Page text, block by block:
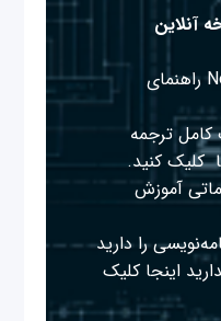
آنلاین
+Network راهنمای
کامل ترجمه
کلیک کنید.
آموزش
را دارید
اینجا کلیک